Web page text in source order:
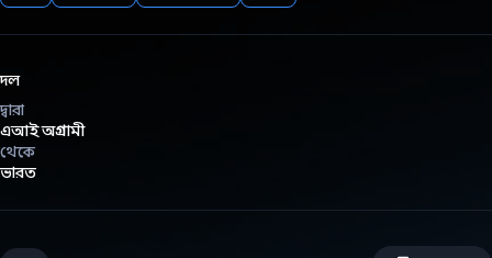
দল
দ্বারা
এআই অগ্রগামী
থেকে
ভারত